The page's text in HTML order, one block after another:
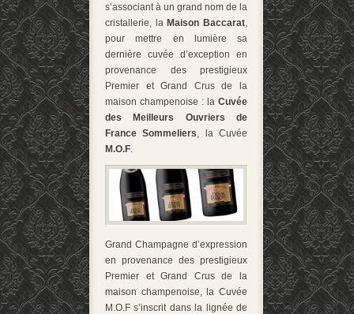
s’associant à un grand nom de la
cristallerie, laMaison Baccarat
pour mettre en lumière sa
dernière cuvée d’exception en
provenance des prestigieux
Premier et Grand Crus de la
maison champenoise : la Cuvée
des Meilleurs Ouvriers de
France Sommeliers , la Cuvée
M.O.F
Grand Champagne d’expression
en provenance des prestigieux
Premier et Grand Crus de la
maison champenoise, la Cuvée
M.O.F s’inscrit dans la lignée de